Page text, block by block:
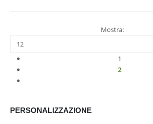
Mostra:
1
2
PERSONALIZZAZIONE